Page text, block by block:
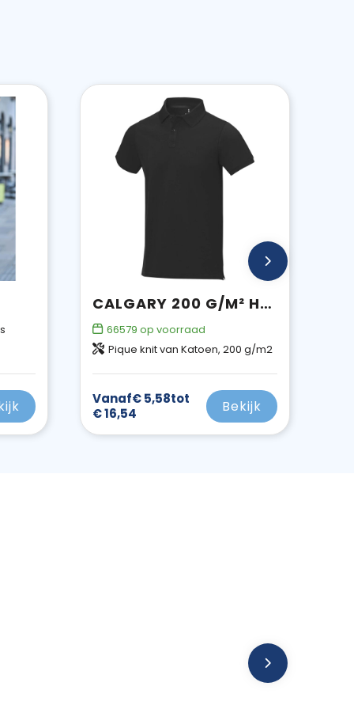
CALGARY 200 G/M² HERENPOLO MET KORTE MOUWEN
66579 op voorraad
Pique knit van Katoen, 200 g/m2
Vanaf€ 5,58tot
€ 16,54
Bekijk